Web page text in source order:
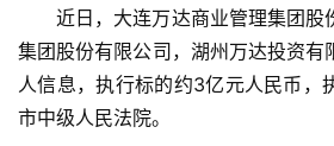
近日，大连万达商业管理集团股
集团股份有限公司，湖州万达投资有
人信息，执行标的约3亿元人民币，
市中级人民法院。